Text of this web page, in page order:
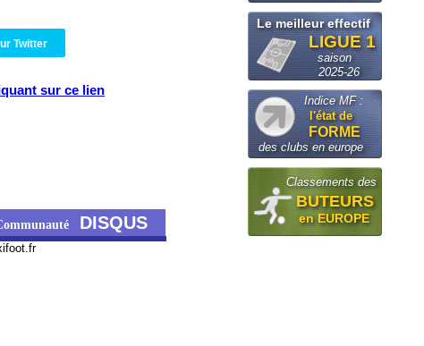
Twitter
sur ce lien
DISQUS
Le meilleur effectif
LIGUE 1
saison
2025-26
Indice MF :
l'état de
FORME
des clubs en europe
Classements des
BUTEURS
en EUROPE